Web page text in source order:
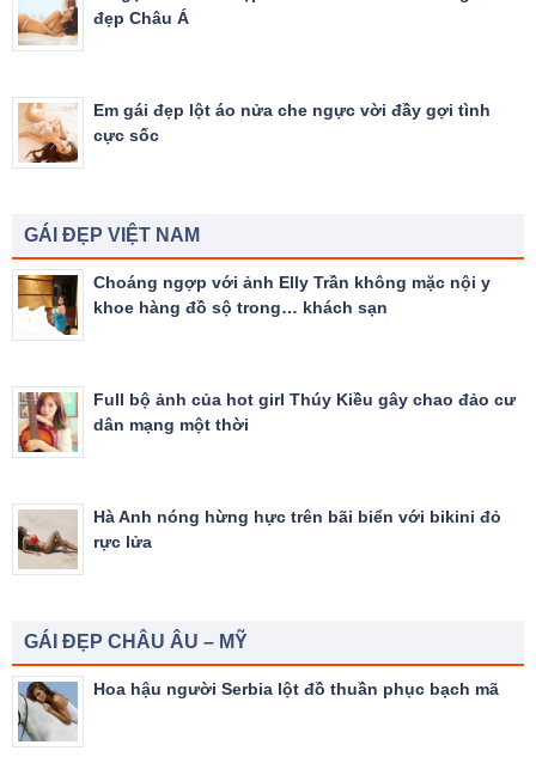
đẹp Châu Á
Em gái đẹp lột áo nửa che ngực vời đầy gợi tình
cực sốc
GÁI ĐẸP VIỆT NAM
Choáng ngợp với ảnh Elly Trần không mặc nội y
khoe hàng đồ sộ trong… khách sạn
Full bộ ảnh của hot girl Thúy Kiều gây chao đảo cư
dân mạng một thời
Hà Anh nóng hừng hực trên bãi biển với bikini đỏ
rực lửa
GÁI ĐẸP CHÂU ÂU – MỸ
Hoa hậu người Serbia lột đồ thuần phục bạch mã